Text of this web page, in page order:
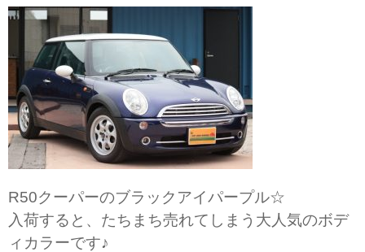
R50クーパーのブラックアイパープル☆
入荷すると、たちまち売れてしまう大人気のボデ
ィカラーです♪